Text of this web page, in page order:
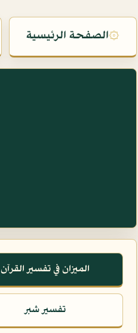
۞الصفحة الرئيسية
الميزان في تفسير القرآن
تفسير شبر